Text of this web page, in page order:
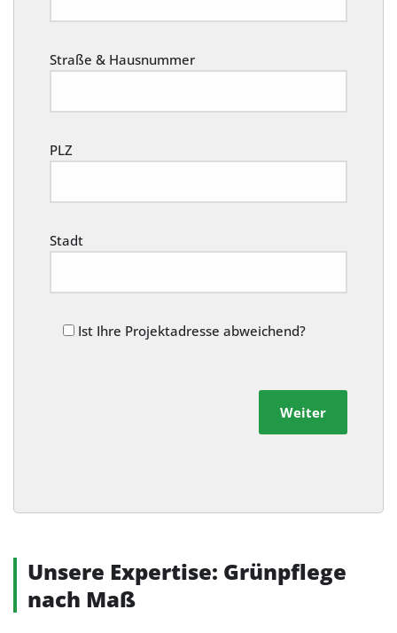
Straße & Hausnummer
PLZ
Stadt
Ist Ihre Projektadresse abweichend?
Weiter
Alternative:
Unsere Expertise: Grünpflege
nach Maß